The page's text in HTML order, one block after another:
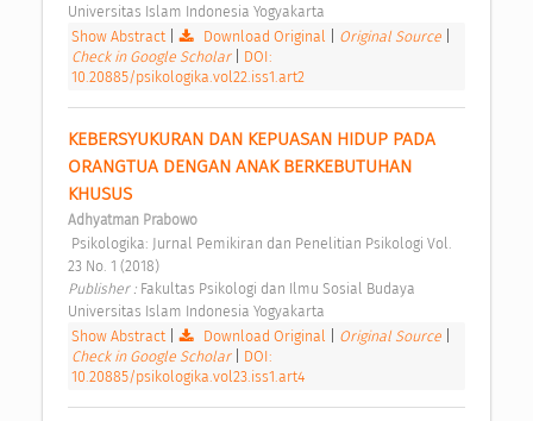
Universitas Islam Indonesia Yogyakarta
Show Abstract
Download Original Original Source
Check in Google Scholar
DOI:
10.20885/psikologika.vol22.iss1.art2
KEBERSYUKURAN DAN KEPUASAN HIDUP PADA
ORANGTUA DENGAN ANAK BERKEBUTUHAN
KHUSUS
Adhyatman Prabowo
23 No. 1 (2018)
Publisher : Fakultas Psikologi dan Ilmu Sosial Budaya
Universitas Islam Indonesia Yogyakarta
Show Abstract
Download Original Original Source
Check in Google Scholar
DOI:
10.20885/psikologika.vol23.iss1.art4